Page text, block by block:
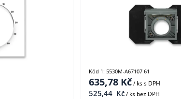
635,78Kč/ kss DPH
525,44 Kč/ ks bez DPH
Kód 1: 5530M-A67107 61